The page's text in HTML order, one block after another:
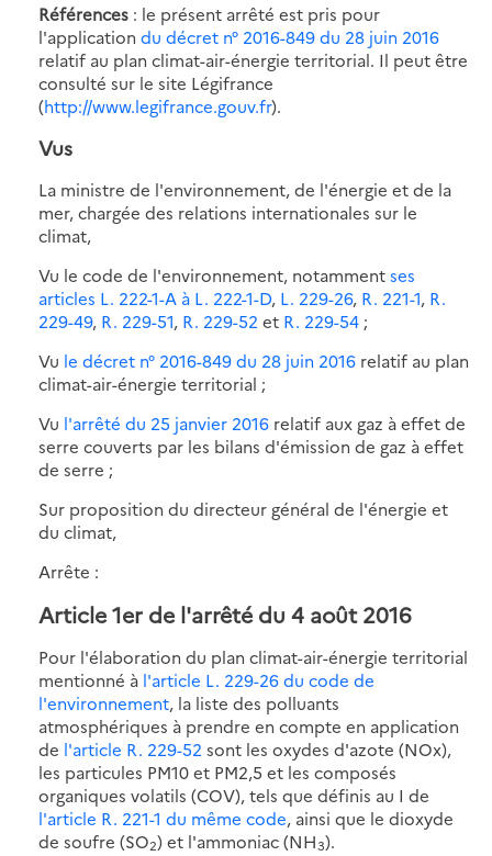
Références : le présent arrêté est pris pour
l'application du décret n° 2016-849 du 28 juin 2016
relatif au plan climat-air-énergie territorial. Il peut être
consulté sur le site Légifrance
(http://www.legifrance.gouv.fr).
Vus
La ministre de l'environnement, de l'énergie et de la
mer, chargée des relations internationales sur le
climat,
Vu le code de l'environnement, notammentses
articles L. 222-1-A à L. 222-1-D, L. 229-26, R. 221-1, R.
229-49, R. 229-51, R. 229-52 et R. 229-54 ;
Vu le décret n° 2016-849 du 28 juin 2016 relatif au plan
climat-air-énergie territorial ;
Vu l'arrêté du 25 janvier 2016 relatif aux gaz à effet de
serre couverts par les bilans d'émission de gaz à effet
de serre ;
Sur proposition du directeur général de l'énergie et
du climat,
Arrête :
Article 1er de l'arrêté du 4 août 2016
Pour l'élaboration du plan climat-air-énergie territorial
mentionné à l'article L. 229-26 du code de
l'environnement, la liste des polluants
atmosphériques à prendre en compte en application
de l'article R. 229-52 sont les oxydes d'azote (NOx),
les particules PM10 et PM2,5 et les composés
organiques volatils (COV), tels que définis au I de
l'article R. 221-1 du même code, ainsi que le dioxyde
de soufre (SO2) et l'ammoniac (NH3).